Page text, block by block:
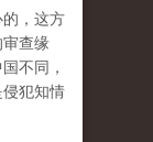
，这方
查缘
不同，
犯知情